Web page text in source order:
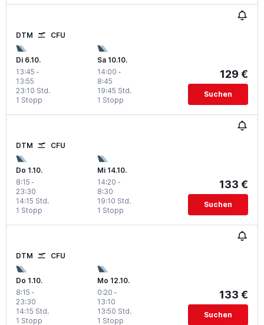
DTM CFU
Di 6.10.
13:45 -
13:55
1 Stopp
23:10 Std.
Sa 10.10.
14:00 -
8:45
1 Stopp
19:45 Std.
129 €
Suchen
DTM CFU
Do 1.10.
8:15 -
23:30
1 Stopp
14:15 Std.
Mi 14.10.
14:20 -
8:30
1 Stopp
19:10 Std.
133 €
Suchen
DTM CFU
Do 1.10.
8:15 -
23:30
1 Stopp
14:15 Std.
Mo 12.10.
0:20 -
13:10
1 Stopp
13:50 Std.
133 €
Suchen